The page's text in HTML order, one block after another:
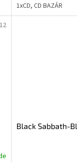
1xCD, CD BAZÁR
Black Sabbath-